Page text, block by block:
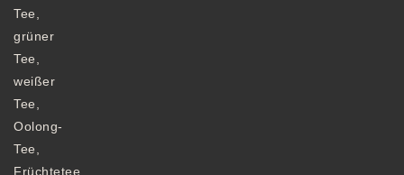
Tee,
grüner
Tee,
weißer
Tee,
Oolong-
Tee,
Früchtetee